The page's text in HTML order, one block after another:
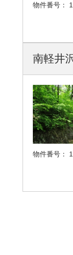
物件番号：
南軽井
物件番号：